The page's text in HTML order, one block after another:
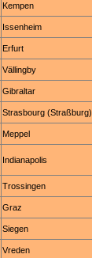
Kempen
Issenheim
Erfurt
Vällingby
Gibraltar
Strasbourg (Straßburg)
Meppel
Indianapolis
Trossingen
Graz
Siegen
Vreden